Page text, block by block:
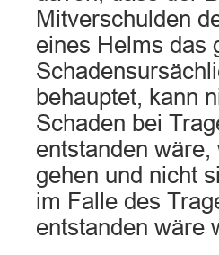
Mitverschulden
eines Helms das
behauptet, kann
Schaden bei
entstanden
gehen und nicht
im Falle des
entstanden wäre